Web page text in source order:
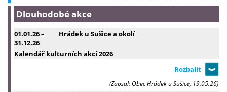
Dlouhodobé akce
01.01.26–
31.12.26
Hrádek u Sušice a okolí
Kalendář kulturních akcí 2026
(Zapsal: Obec Hrádek u Sušice, 19.05.26)